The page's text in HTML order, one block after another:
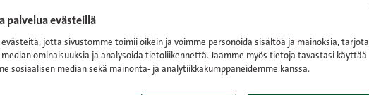
palvelua evästeillä
evästeitä, jotta sivustomme toimii oikein ja voimme personoida sisältöä ja mainoksia, tarjota
median ominaisuuksia ja analysoida tietoliikennettä. Jaamme myös tietoja tavastasi käyttää
sosiaalisen median sekä mainonta- ja analytiikkakumppaneidemme kanssa.